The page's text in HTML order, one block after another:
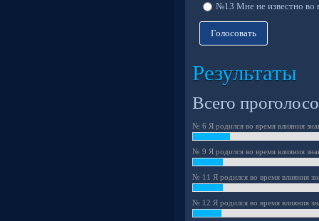
№13 Мне не известно во
Голосовать
Результаты
Всего
№ 6 Я родился во время влияния
№ 9 Я родился во время влияния
№ 11 Я родился во время влияния
№ 12 Я родился во время влияния